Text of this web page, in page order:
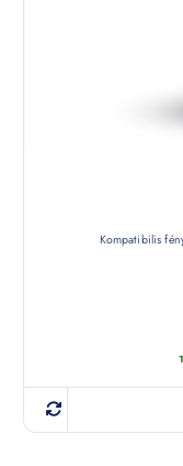
Kompatibilis